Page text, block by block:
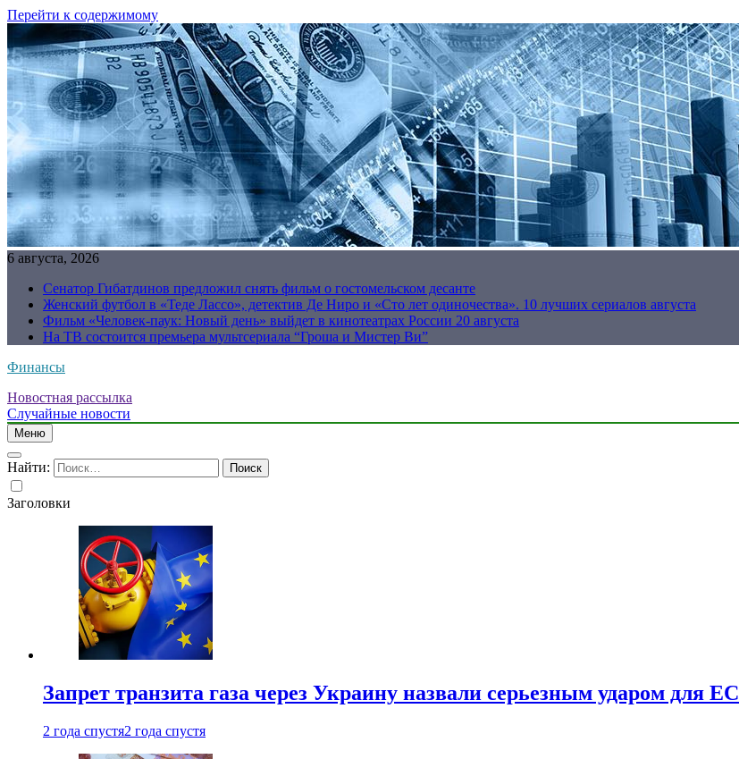
Перейти к содержимому
6 августа, 2026
Сенатор Гибатдинов предложил снять фильм о гостомельском десанте
Женский футбол в «Теде Лассо», детектив Де Ниро и «Сто лет одиночества». 10 лучших сериалов августа
Фильм «Человек-паук: Новый день» выйдет в кинотеатрах России 20 августа
На ТВ состоится премьера мультсериала “Гроша и Мистер Ви”
Финансы
Новостная рассылка
Случайные новости
Меню
Найти:
Заголовки
Запрет транзита газа через Украину назвали серьезным ударом для ЕС
2 года спустя2 года спустя